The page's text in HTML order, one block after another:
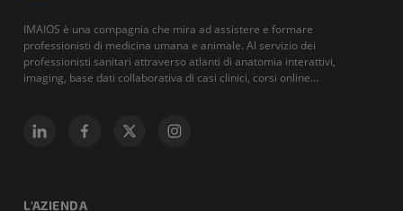
IMAIOS è una compagnia che mira ad assistere e formare
professionisti di medicina umana e animale. Al servizio dei
professionisti sanitari attraverso atlanti di anatomia interattivi,
imaging, base dati collaborativa di casi clinici, corsi online...
L'AZIENDA